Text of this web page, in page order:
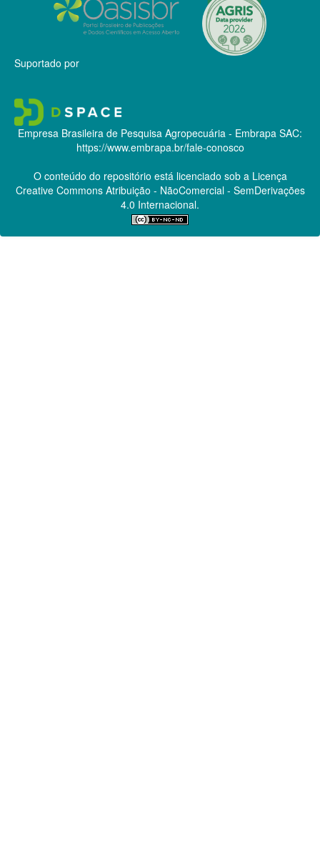
Suportado por
Empresa Brasileira de Pesquisa Agropecuária - Embrapa SAC:
https://www.embrapa.br/fale-conosco
O conteúdo do repositório está licenciado sob a Licença
Creative CommonsAtribuição - NãoComercial - SemDerivações
4.0 Internacional.